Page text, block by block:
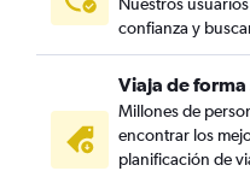
Nuestros
confianza y
Viaja de forma
Millones de
encontrar los
planificación de